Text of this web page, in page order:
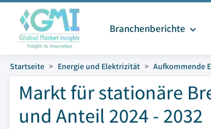
Branchenberichte
Startseite Energie und Elektrizität Aufkommende
Markt für stationäre
und Anteil 2024 - 2032